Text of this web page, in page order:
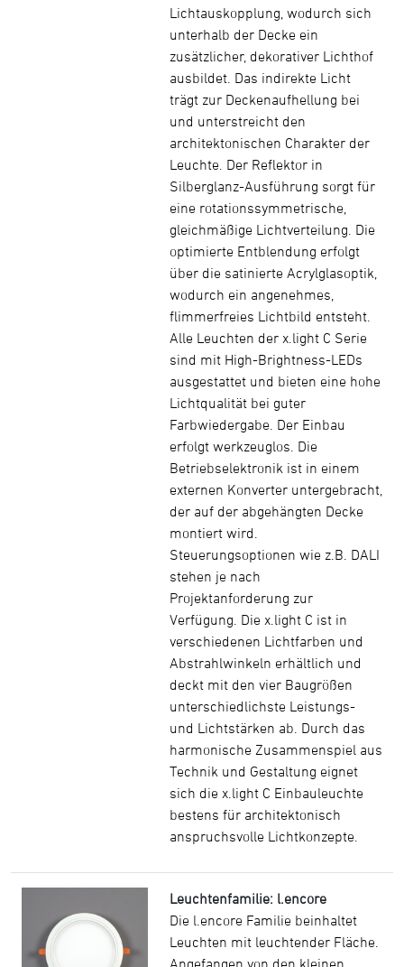
Lichtauskopplung, wodurch sich
unterhalb der Decke ein
zusätzlicher, dekorativer Lichthof
ausbildet. Das indirekte Licht
trägt zur Deckenaufhellung bei
und unterstreicht den
architektonischen Charakter der
Leuchte. Der Reflektor in
Silberglanz-Ausführung sorgt für
eine rotationssymmetrische,
gleichmäßige Lichtverteilung. Die
optimierte Entblendung erfolgt
über die satinierte Acrylglasoptik,
wodurch ein angenehmes,
flimmerfreies Lichtbild entsteht.
Alle Leuchten der x.light C Serie
sind mit High-Brightness-LEDs
ausgestattet und bieten eine hohe
Lichtqualität bei guter
Farbwiedergabe. Der Einbau
erfolgt werkzeuglos. Die
Betriebselektronik ist in einem
externen Konverter untergebracht,
der auf der abgehängten Decke
montiert wird.
Steuerungsoptionen wie z.B. DALI
stehen je nach
Projektanforderung zur
Verfügung. Die x.light C ist in
verschiedenen Lichtfarben und
Abstrahlwinkeln erhältlich und
deckt mit den vier Baugrößen
unterschiedlichste Leistungs-
und Lichtstärken ab. Durch das
harmonische Zusammenspiel aus
Technik und Gestaltung eignet
sich die x.light C Einbauleuchte
bestens für architektonisch
anspruchsvolle Lichtkonzepte.
Leuchtenfamilie: l.encore
Die l.encore Familie beinhaltet
Leuchten mit leuchtender Fläche.
Angefangen von den kleinen